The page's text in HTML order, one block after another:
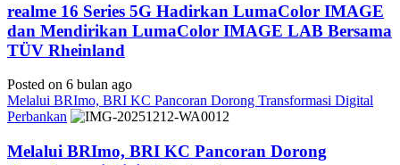
realme 16 Series 5G Hadirkan LumaColor IMAGE
dan Mendirikan LumaColor IMAGE LAB Bersama
TÜV Rheinland
Posted on 6 bulan ago
Melalui BRImo, BRI KC Pancoran Dorong Transformasi Digital
Perbankan
Melalui BRImo, BRI KC Pancoran Dorong